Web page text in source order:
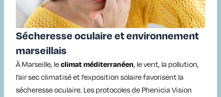
Sécheresse oculaire et environnement
marseillais
À Marseille, leclimat méditerranéen, le vent, la pollution,
l’air sec climatisé et l’exposition solaire favorisent la
sécheresse oculaire. Les protocoles de Phenicia Vision